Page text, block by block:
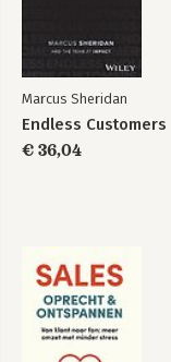
32. De beste films
33. Til jezelf uit
34. De stations naar
Marcus Sheridan
Endless Customers
€ 36,04